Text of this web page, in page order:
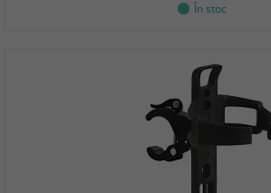
În stoc